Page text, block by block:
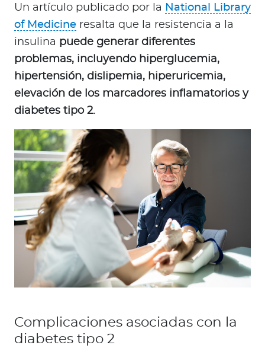
Un artículo publicado por la National Library
of Medicine resalta que la resistencia a la
insulina puede generar diferentes
problemas, incluyendo hiperglucemia,
hipertensión, dislipemia, hiperuricemia,
elevación de los marcadores inflamatorios y
diabetes tipo 2.
Complicaciones asociadas con la
diabetes tipo 2